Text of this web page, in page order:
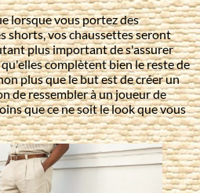
lorsque vous portez des
shorts, vos chaussettes seront
plus important de s'assurer
complètent bien le reste de
plus que le but est de créer un
de ressembler à un joueur de
que ce ne soit le look que vous